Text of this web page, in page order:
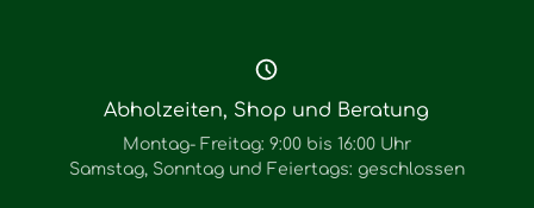
Abholzeiten, Shop und Beratung
Montag- Freitag: 9:00 bis 16:00 Uhr
Samstag, Sonntag und Feiertags: geschlossen